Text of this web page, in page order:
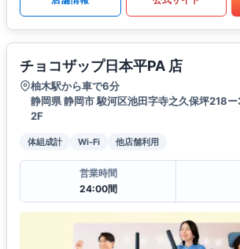
チョコザップ日本平PA 店
柚木駅から車で6分
静岡県 静岡市 駿河区池田字寺之久保坪218ー
2F
体組成計 Wi-Fi 他店舗利用
営業時間
24:00間